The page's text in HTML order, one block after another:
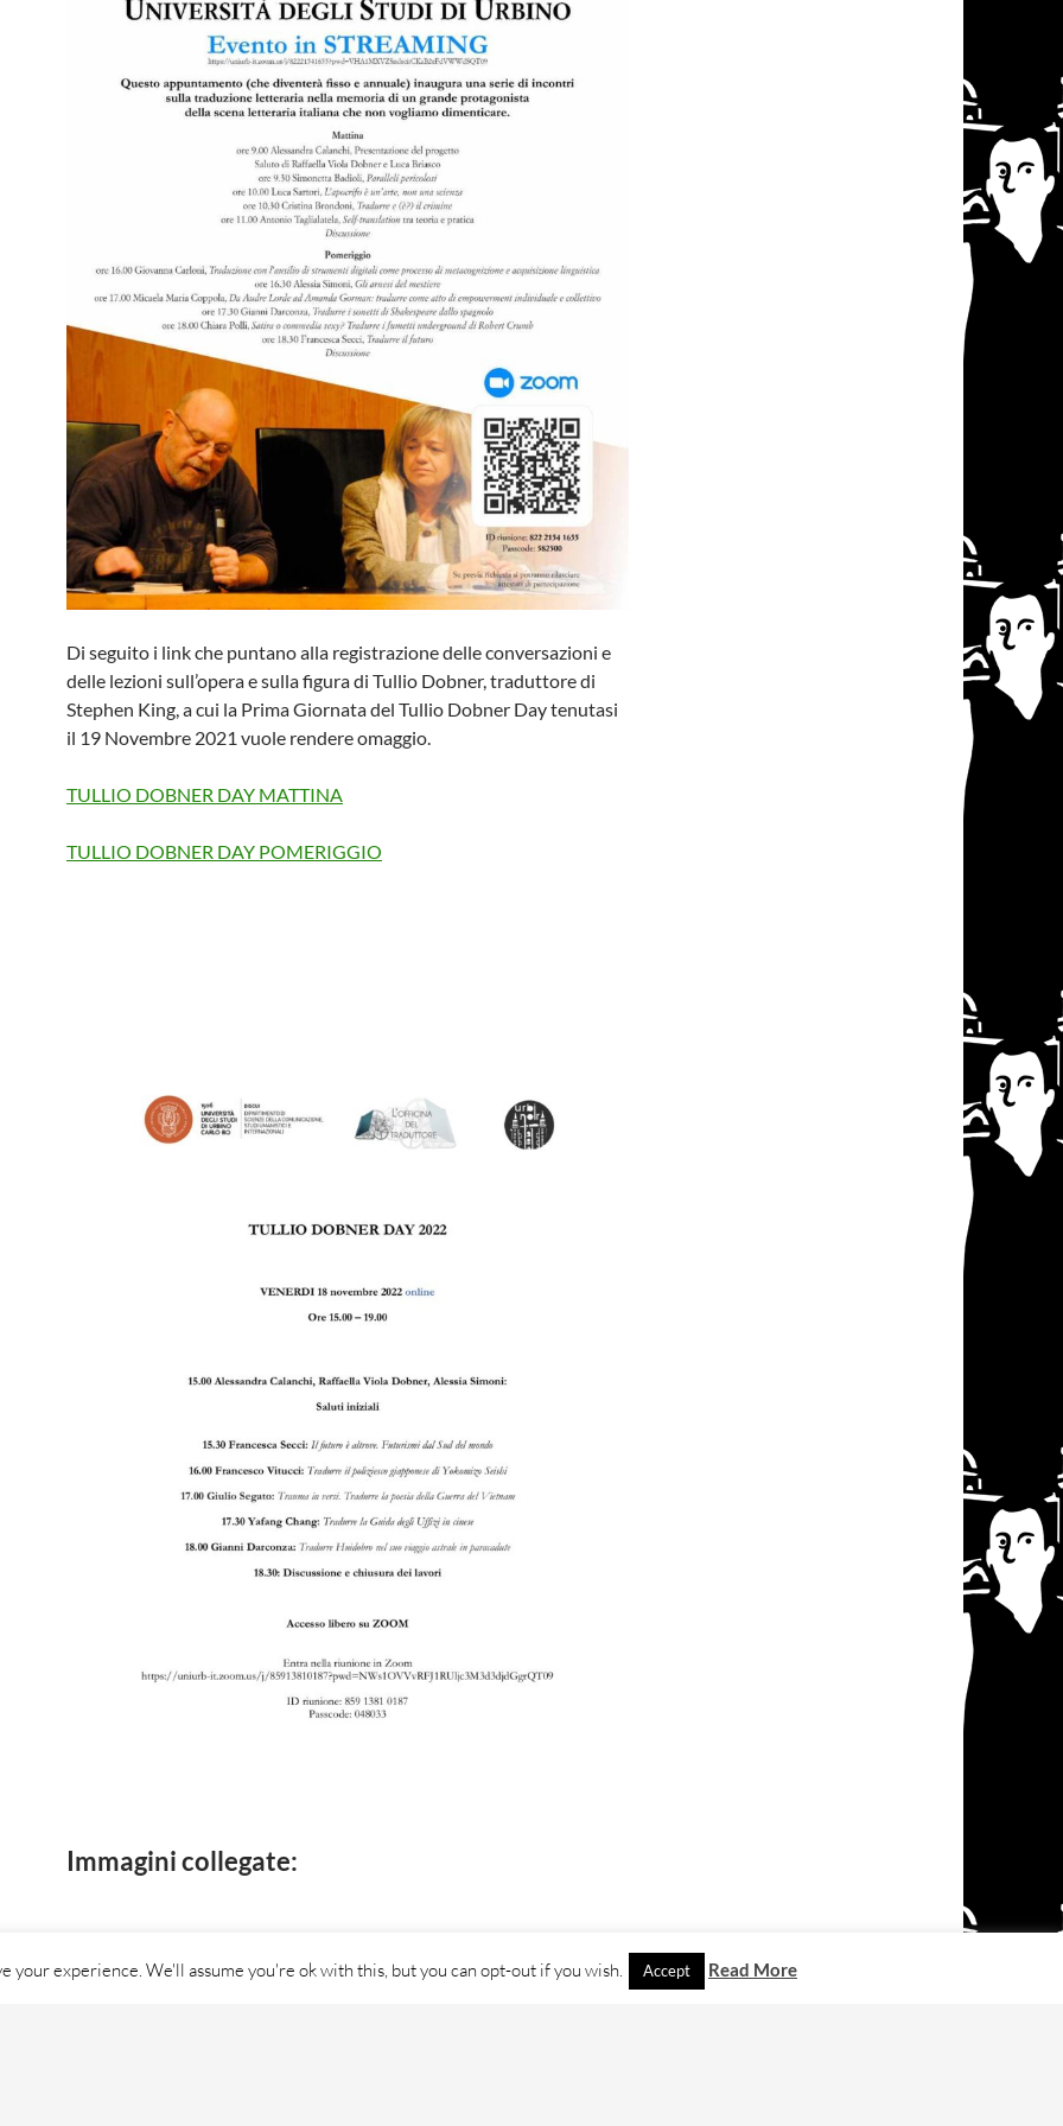
Di seguito i link che puntano alla registrazione delle conversazioni e
delle lezioni sull’opera e sulla figura di Tullio Dobner, traduttore di
Stephen King, a cui la Prima Giornata del Tullio Dobner Day tenutasi
il 19 Novembre 2021 vuole rendere omaggio.
TULLIO DOBNER DAY MATTINA
TULLIO DOBNER DAY POMERIGGIO
Immagini collegate:
your experience. We'll assume you're ok with this, but you can opt-out if you wish. Accept Read More